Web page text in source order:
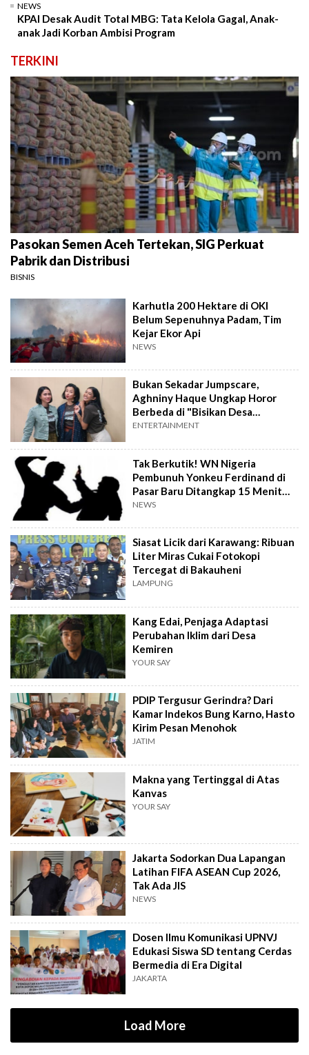
NEWS
KPAI Desak Audit Total MBG: Tata Kelola Gagal, Anak-
anak Jadi Korban Ambisi Program
TERKINI
Pasokan Semen Aceh Tertekan, SIG Perkuat
Pabrik dan Distribusi
BISNIS
Karhutla 200 Hektare di OKI
Belum Sepenuhnya Padam, Tim
Kejar Ekor Api
NEWS
Bukan Sekadar Jumpscare,
Aghniny Haque Ungkap Horor
Berbeda di "Bisikan Desa
Gringsing"
ENTERTAINMENT
Tak Berkutik! WN Nigeria
Pembunuh Yonkeu Ferdinand di
Pasar Baru Ditangkap 15 Menit
Setelah Kejadian
NEWS
Siasat Licik dari Karawang: Ribuan
Liter Miras Cukai Fotokopi
Tercegat di Bakauheni
LAMPUNG
Kang Edai, Penjaga Adaptasi
Perubahan Iklim dari Desa
Kemiren
YOUR SAY
PDIP Tergusur Gerindra? Dari
Kamar Indekos Bung Karno, Hasto
Kirim Pesan Menohok
JATIM
Makna yang Tertinggal di Atas
Kanvas
YOUR SAY
Jakarta Sodorkan Dua Lapangan
Latihan FIFA ASEAN Cup 2026,
Tak Ada JIS
NEWS
Dosen Ilmu Komunikasi UPNVJ
Edukasi Siswa SD tentang Cerdas
Bermedia di Era Digital
JAKARTA
Load More